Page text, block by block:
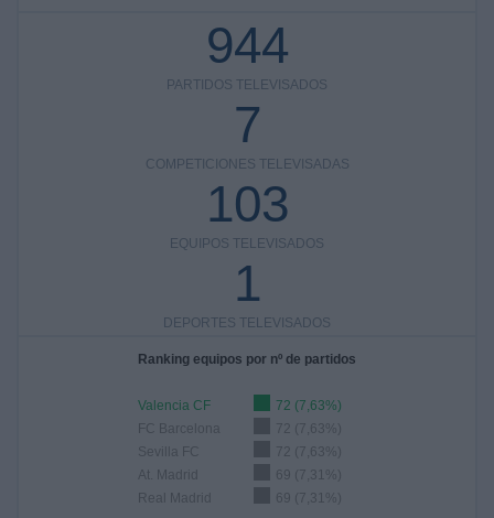
944
PARTIDOS TELEVISADOS
7
COMPETICIONES TELEVISADAS
103
EQUIPOS TELEVISADOS
1
DEPORTES TELEVISADOS
Ranking equipos por nº de partidos
Valencia CF
72 (7,63%)
FC Barcelona
72 (7,63%)
Sevilla FC
72 (7,63%)
At. Madrid
69 (7,31%)
Real Madrid
69 (7,31%)